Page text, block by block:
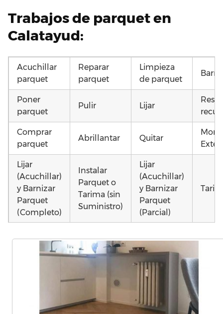
Trabajos de parquet en
Calatayud:
Acuchillar
parquet
Reparar
parquet
Limpieza
de parquet
Poner
parquet
Pulir Lijar
Comprar
parquet
Abrillantar Quitar
Lijar
(Acuchillar)
y Barnizar
Parquet
(Completo)
Instalar
Parquet o
Tarima (sin
Suministro)
Lijar
(Acuchillar)
y Barnizar
Parquet
(Parcial)
parquet o
Tarima
parquet o
Tarima
Vivienda
(Completa)
parquet o
Tarima
Vivienda
(Parcial)